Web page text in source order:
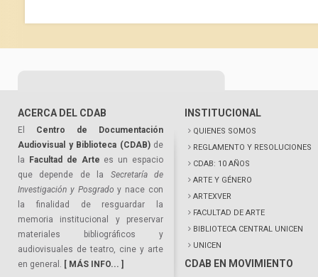
ACERCA DEL CDAB
El Centro de Documentación
Audiovisual y Biblioteca (CDAB)de
la
Facultad de Arte es un espacio
que depende de la Secretaría de
Investigación y Posgrado y nace con
la finalidad de resguardar la
memoria institucional y preservar
materiales bibliográficos y
audiovisuales de teatro, cine y arte
en general. [ MÁS INFO... ]
INSTITUCIONAL
QUIENES SOMOS
REGLAMENTO Y RESOLUCIONES
CDAB: 10 AÑOS
ARTE Y GÉNERO
ARTEXVER
FACULTAD DE ARTE
BIBLIOTECA CENTRAL UNICEN
UNICEN
CDAB EN MOVIMIENTO